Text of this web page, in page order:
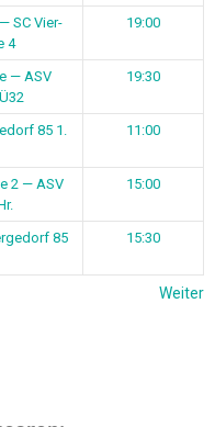
SC Vier-
4
19:00
— ASV
19:30
85 1.
11:00
2 — ASV
15:00
85
15:30
Weiter